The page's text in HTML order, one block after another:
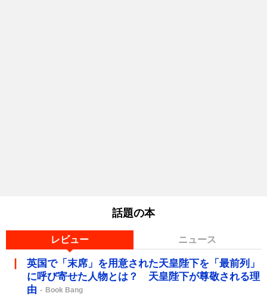
話題の本
レビュー ニュース
英国で「末席」を用意された天皇陛下を「最前列」
に呼び寄せた人物とは？ 天皇陛下が尊敬される理
由
Book Bang